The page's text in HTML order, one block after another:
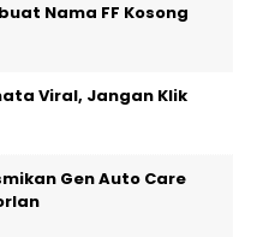
Nama FF Kosong
Viral, Jangan Klik
Gen Auto Care